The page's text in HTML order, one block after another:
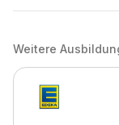
Weitere